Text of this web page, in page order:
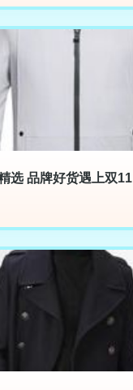
选 品牌好货遇上双